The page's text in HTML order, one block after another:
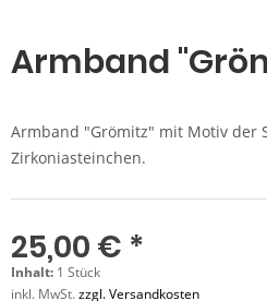
Armband
Armband "Grömitz" mit Motiv der
Zirkoniasteinchen.
25,00 € *
Inhalt: 1 Stück
inkl. MwSt.zzgl. Versandkosten